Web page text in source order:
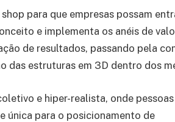
para que empresas possam
e implementa os anéis de
de resultados, passando pela
das estruturas em 3D dentro dos
e hiper-realista, onde
única para o posicionamento de